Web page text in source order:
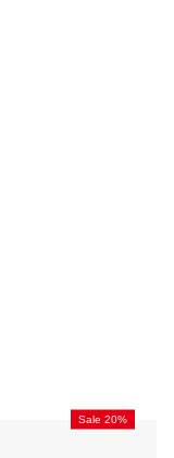
Sale 20%